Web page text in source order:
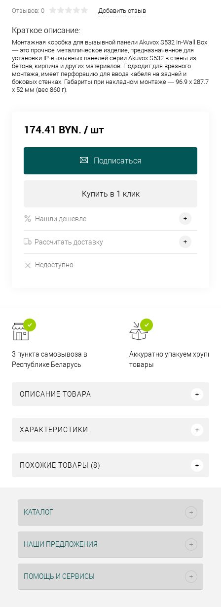
Отзывов: 0 Добавить отзыв
Краткое описание:
Монтажная коробка для вызывной панели Akuvox S532 In-Wall Box
— это прочное металлическое изделие, предназначенное для
установки IP-вызывных панелей серии Akuvox S532 в стены из
бетона, кирпича и других материалов. Подходит для врезного
монтажа, имеет перфорацию для ввода кабеля на задней и
боковых стенках. Габариты при накладном монтаже — 96.9 x 287.7
x 52 мм (вес 860 г).
174.41 BYN. / шт
Подписаться
Купить в 1 клик
Нашли дешевле
Рассчитать доставку
Недоступно
3 пункта самовывоза в
Республике Беларусь
Аккуратно упакуем хрупкие
товары
ОПИСАНИЕ ТОВАРА
ХАРАКТЕРИСТИКИ
ПОХОЖИЕ ТОВАРЫ (8)
КАТАЛОГ
НАШИ ПРЕДЛОЖЕНИЯ
ПОМОЩЬ И СЕРВИСЫ